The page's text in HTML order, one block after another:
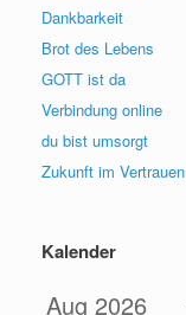
Dankbarkeit
Brot des Lebens
GOTT ist da
Verbindung online
du bist umsorgt
Zukunft im Vertrauen
Kalender